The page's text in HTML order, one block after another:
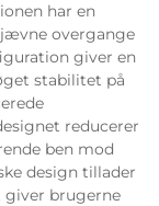
har en
overgange
giver en
stabilitet på
reducerer
ben mod
design tillader
giver brugerne